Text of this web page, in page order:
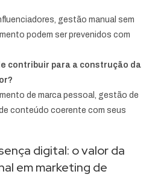
gestão manual sem
podem ser prevenidos com
contribuir para a construção da
de marca pessoal, gestão de
conteúdo coerente com seus
digital: o valor da
em marketing de